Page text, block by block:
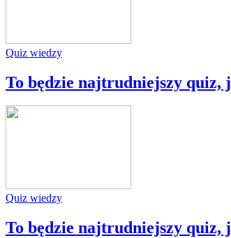
Quiz wiedzy
To będzie najtrudniejszy quiz,
Quiz wiedzy
To będzie najtrudniejszy quiz,